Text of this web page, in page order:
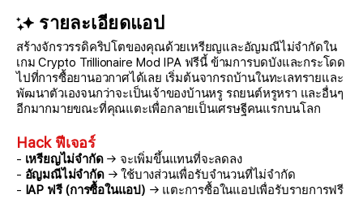
รายละเอียดแอป
สร้างจักรวรรดิคริปโตของคุณด้วยเหรียญและอัญมณีไม่จำกัดใน
เกม Crypto Trillionaire Mod IPA ฟรีนี้ ข้ามการบดบังและกระโดด
ไปที่การซื้อยานอวกาศได้เลย เริ่มต้นจากรถบ้านในทะเลทรายและ
พัฒนาตัวเองจนกว่าจะเป็นเจ้าของบ้านหรู รถยนต์หรูหรา และอื่นๆ
อีกมากมายขณะที่คุณแตะเพื่อกลายเป็นเศรษฐีคนแรกบนโลก
Hack ฟีเจอร์
- เหรียญไม่จำกัด→ จะเพิ่มขึ้นแทนที่จะลดลง
- อัญมณีไม่จำกัด→ ใช้บางส่วนเพื่อรับจำนวนที่ไม่จำกัด
- IAP ฟรี (การซื้อในแอป) → แตะการซื้อในแอปเพื่อรับรายการฟรี